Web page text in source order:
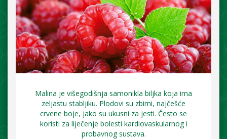
Malina je višegodišnja samonikla biljka koja ima
zeljastu stabljiku. Plodovi su zbirni, najčešće
crvene boje, jako su ukusni za jesti. Često se
koristi za liječenje bolesti kardiovaskularnog i
probavnog sustava.